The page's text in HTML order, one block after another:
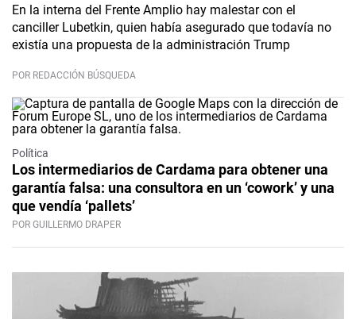
En la interna del Frente Amplio hay malestar con el
canciller Lubetkin, quien había asegurado que todavía no
existía una propuesta de la administración Trump
POR REDACCIÓN BÚSQUEDA
Política
Los intermediarios de Cardama para obtener una
garantía falsa: una consultora en un ‘cowork’ y una
que vendía ‘pallets’
POR GUILLERMO DRAPER